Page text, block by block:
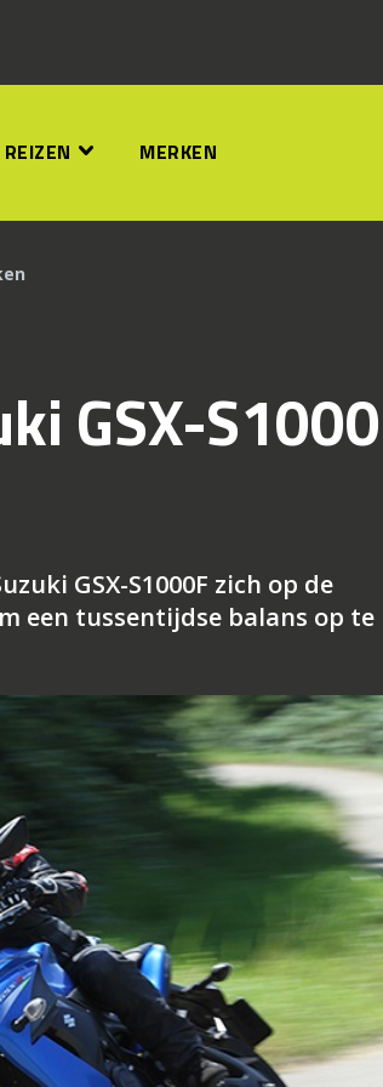
REIZEN MERKEN
GSX-
GSX-S1000F zich op de
een tussentijdse balans op te